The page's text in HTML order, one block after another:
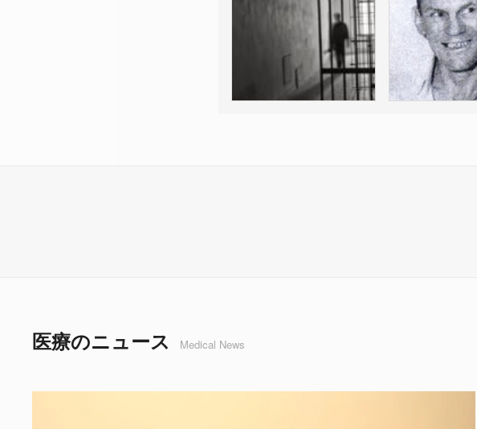
医療のニュース Medical News